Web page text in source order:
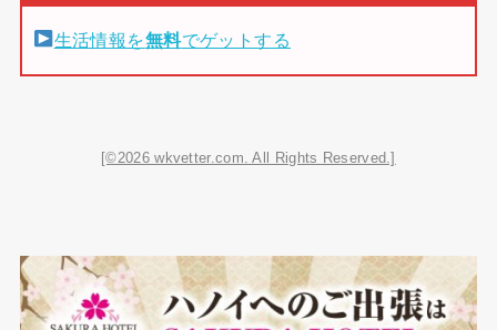
生活情報を無料でゲットする
[©2026 wkvetter.com. All Rights Reserved.]